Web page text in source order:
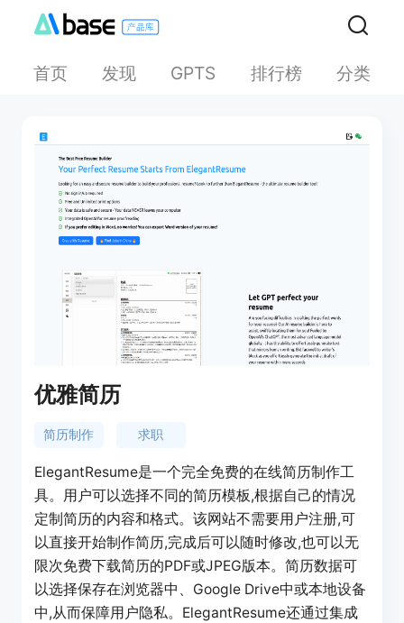
首页 发现 GPTS 排行榜 分类
优雅简历
简历制作 求职
ElegantResume是一个完全免费的在线简历制作工
具。用户可以选择不同的简历模板,根据自己的情况
定制简历的内容和格式。该网站不需要用户注册,可
以直接开始制作简历,完成后可以随时修改,也可以无
限次免费下载简历的PDF或JPEG版本。简历数据可
以选择保存在浏览器中、Google Drive中或本地设备
中,从而保障用户隐私。ElegantResume还通过集成